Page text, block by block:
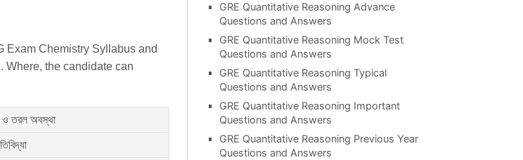
Exam Chemistry Syllabus and
Where, the candidate can
ও তরল অবস্থা
GRE Quantitative Reasoning Advance
Questions and Answers
GRE Quantitative Reasoning Mock Test
Questions and Answers
GRE Quantitative Reasoning Typical
Questions and Answers
GRE Quantitative Reasoning Important
Questions and Answers
GRE Quantitative Reasoning Previous Year
Questions and Answers